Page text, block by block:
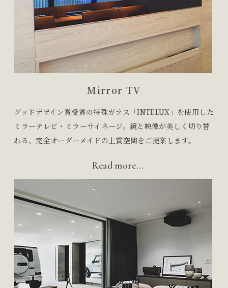
Mirror TV
グッドデザイン賞受賞の特殊ガラス「INTELUX」を使用した
ミラーテレビ・ミラーサイネージ。鏡と映像が美しく切り替
わる、完全オーダーメイドの上質空間をご提案します。
Read more...